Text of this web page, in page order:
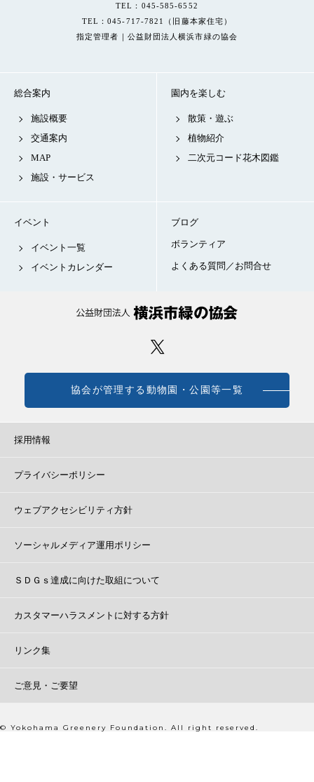
TEL：045-585-6552
TEL：045-717-7821（旧藤本家住宅）
指定管理者｜公益財団法人横浜市緑の協会
総合案内
施設概要
交通案内
MAP
施設・サービス
園内を楽しむ
散策・遊ぶ
植物紹介
二次元コード花木図鑑
イベント
イベント一覧
イベントカレンダー
ブログ
ボランティア
よくある質問／お問合せ
協会が管理する動物園・公園等一覧
採用情報
プライバシーポリシー
ウェブアクセシビリティ方針
ソーシャルメディア運用ポリシー
ＳＤＧｓ達成に向けた取組について
カスタマーハラスメントに対する方針
リンク集
ご意見・ご要望
© Yokohama Greenery Foundation. All right reserved.